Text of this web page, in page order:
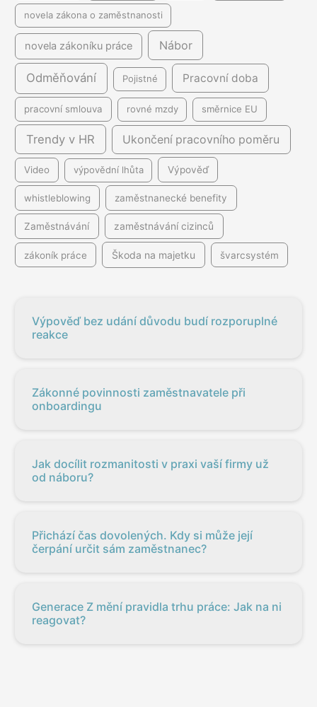
novela zákona o zaměstnanosti
novela zákoníku práce Nábor
Odměňování Pojistné Pracovní doba
pracovní smlouva rovné mzdy směrnice EU
Trendy v HR Ukončení pracovního poměru
Video výpovědní lhůta Výpověď
whistleblowing zaměstnanecké benefity
Zaměstnávání zaměstnávání cizinců
zákoník práce Škoda na majetku švarcsystém
Výpověď bez udání důvodu budí rozporuplné
reakce
Zákonné povinnosti zaměstnavatele při
onboardingu
Jak docílit rozmanitosti v praxi vaší firmy už
od náboru?
Přichází čas dovolených. Kdy si může její
čerpání určit sám zaměstnanec?
Generace Z mění pravidla trhu práce: Jak na ni
reagovat?